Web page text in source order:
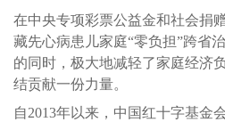
在中央专项彩票公益金和社会捐
藏先心病患儿家庭“零负担”跨省
的同时，极大地减轻了家庭经济
结贡献一份力量。
自2013年以来，中国红十字基金